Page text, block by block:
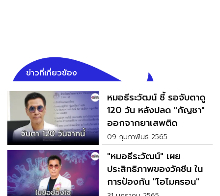
ข่าวที่เกี่ยวข้อง
หมอธีระวัฒน์ ชี้ รอจับตาดู
120 วัน หลังปลด "กัญชา"
ออกจากยาเสพติด
09 กุมภาพันธ์ 2565
"หมอธีระวัฒน์" เผย
ประสิทธิภาพของวัคซีน ใน
การป้องกัน "โอไมครอน"